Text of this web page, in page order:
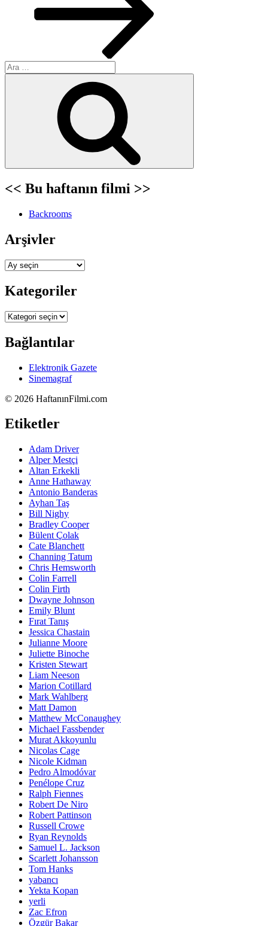
Ara:
<< Bu haftanın filmi >>
Backrooms
Arşivler
Arşivler
Kategoriler
Kategoriler
Bağlantılar
Elektronik Gazete
Sinemagraf
© 2026 HaftanınFilmi.com
Etiketler
Adam Driver
Alper Mestçi
Altan Erkekli
Anne Hathaway
Antonio Banderas
Ayhan Taş
Bill Nighy
Bradley Cooper
Bülent Çolak
Cate Blanchett
Channing Tatum
Chris Hemsworth
Colin Farrell
Colin Firth
Dwayne Johnson
Emily Blunt
Fırat Tanış
Jessica Chastain
Julianne Moore
Juliette Binoche
Kristen Stewart
Liam Neeson
Marion Cotillard
Mark Wahlberg
Matt Damon
Matthew McConaughey
Michael Fassbender
Murat Akkoyunlu
Nicolas Cage
Nicole Kidman
Pedro Almodóvar
Penélope Cruz
Ralph Fiennes
Robert De Niro
Robert Pattinson
Russell Crowe
Ryan Reynolds
Samuel L. Jackson
Scarlett Johansson
Tom Hanks
yabancı
Yekta Kopan
yerli
Zac Efron
Özgür Bakar